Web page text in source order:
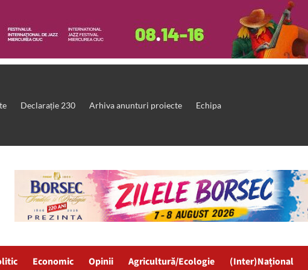
Declarație 230 Arhiva anunturi proiecte Echipa
Economic Opinii Agricultură/Ecologie (Inter)Național